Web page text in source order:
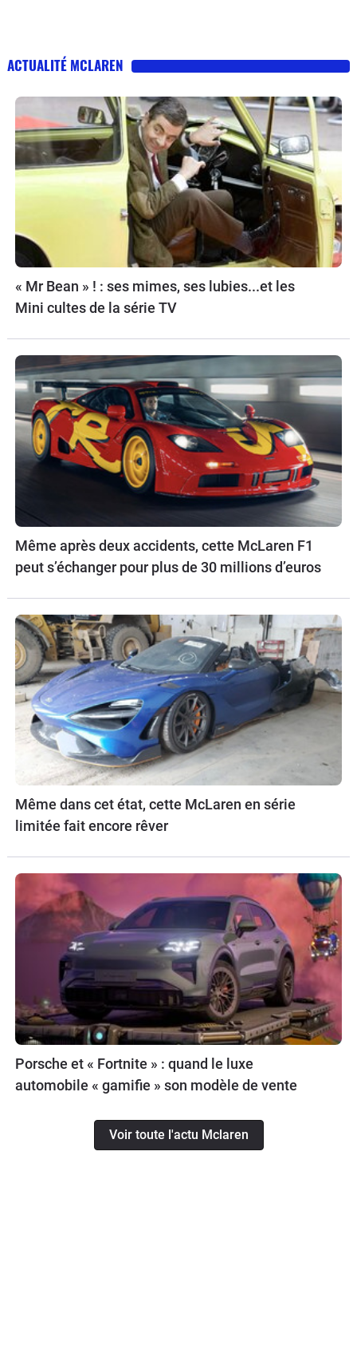
ACTUALITÉ MCLAREN
« Mr Bean » ! : ses mimes, ses lubies...et les
Mini cultes de la série TV
Même après deux accidents, cette McLaren F1
peut s’échanger pour plus de 30 millions d’euros
Même dans cet état, cette McLaren en série
limitée fait encore rêver
Porsche et « Fortnite » : quand le luxe
automobile « gamifie » son modèle de vente
Voir toute l'actu Mclaren